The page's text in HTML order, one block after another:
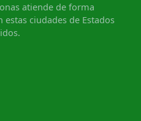
atiende de forma
estas ciudades de Estados